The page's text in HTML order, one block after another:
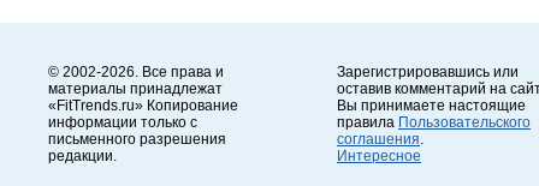
© 2002-2026. Все права и
материалы принадлежат
«FitTrends.ru» Копирование
информации только с
письменного разрешения
редакции.
Зарегистрировавшись или
оставив комментарий на
Вы принимаете настоящие
правила Пользовательского
соглашения
Интересное